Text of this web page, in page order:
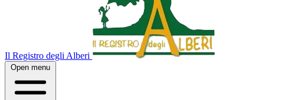
Il Registro degli Alberi
Open menu